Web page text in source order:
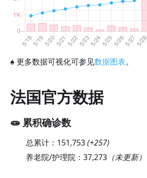
♠ 更多数据可视化可参见数据图表。
法国官方数据
🧫 累积确诊数
总累计： 151,753(+257)
养老院/护理院： 37,273（未更新）